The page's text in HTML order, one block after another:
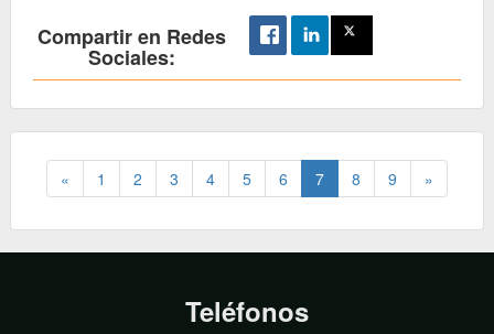
Compartir en Redes
Sociales:
« 1 2 3 4 5 6 7 8 9 »
Teléfonos